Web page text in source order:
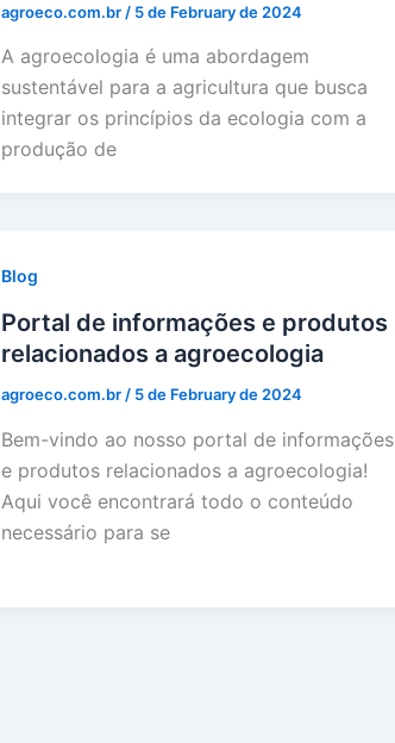
agroeco.com.br / 5 de February de 2024
A agroecologia é uma abordagem
sustentável para a agricultura que busca
integrar os princípios da ecologia com a
produção de
Blog
Portal de informações e produtos
relacionados a agroecologia
agroeco.com.br / 5 de February de 2024
Bem-vindo ao nosso portal de informações
e produtos relacionados a agroecologia!
Aqui você encontrará todo o conteúdo
necessário para se